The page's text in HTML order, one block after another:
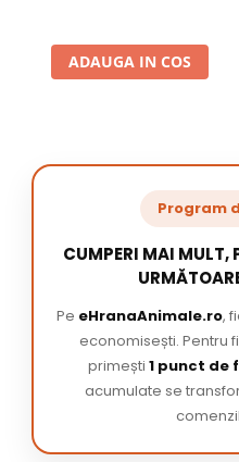
ADAUGA IN COS
Program
CUMPERI MAI MULT,
Pe eHranaAnimale.ro,
economisești. Pentru
primești 1 punct
acumulate se